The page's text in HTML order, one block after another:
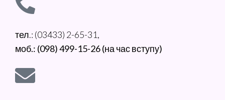
тел.: (03433) 2-65-31,
моб.: (098) 499-15-26 (на час вступу)